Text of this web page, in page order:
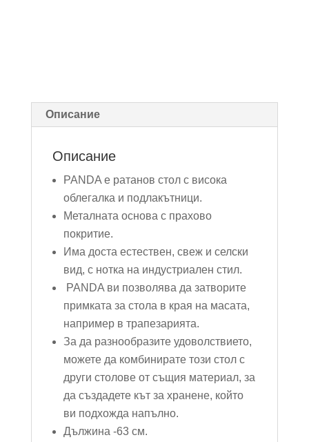
Описание
Описание
PANDA е ратанов стол с висока
облегалка и подлакътници.
Металната основа с прахово
покритие.
Има доста естествен, свеж и селски
вид, с нотка на индустриален стил.
PANDA ви позволява да затворите
примката за стола в края на масата,
например в трапезарията.
За да разнообразите удоволствието,
можете да комбинирате този стол с
други столове от същия материал, за
да създадете кът за хранене, който
ви подхожда напълно.
Дължина -63 см.